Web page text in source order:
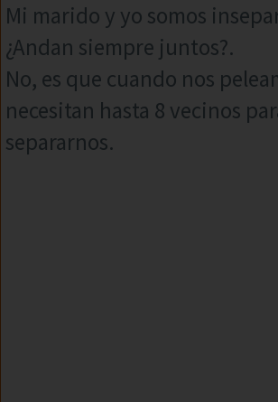
Mi marido y yo somos
¿Andan siempre juntos?.
No, es que cuando nos
necesitan hasta 8 vecinos
separarnos.